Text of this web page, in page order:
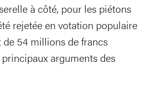
à côté, pour les piétons
rejetée en votation populaire
54 millions de francs
arguments des